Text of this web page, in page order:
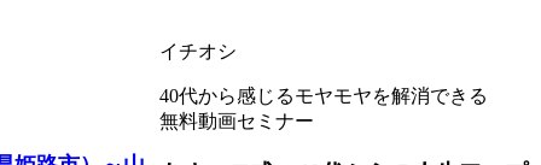
イチオシ
40代から感じるモヤモヤを解消できる
無料動画セミナー